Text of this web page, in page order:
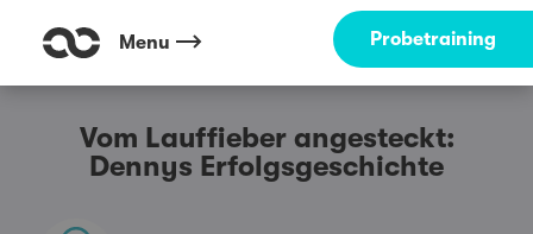
Menu Probetraining
Vom Lauffieber angesteckt:
Dennys Erfolgsgeschichte